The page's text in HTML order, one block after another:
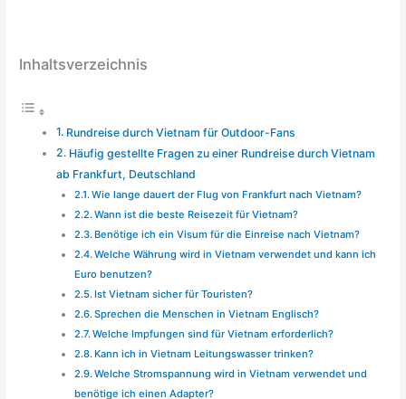
Inhaltsverzeichnis
Rundreise durch Vietnam für Outdoor-Fans
Häufig gestellte Fragen zu einer Rundreise durch Vietnam
ab Frankfurt, Deutschland
Wie lange dauert der Flug von Frankfurt nach Vietnam?
Wann ist die beste Reisezeit für Vietnam?
Benötige ich ein Visum für die Einreise nach Vietnam?
Welche Währung wird in Vietnam verwendet und kann ich
Euro benutzen?
Ist Vietnam sicher für Touristen?
Sprechen die Menschen in Vietnam Englisch?
Welche Impfungen sind für Vietnam erforderlich?
Kann ich in Vietnam Leitungswasser trinken?
Welche Stromspannung wird in Vietnam verwendet und
benötige ich einen Adapter?